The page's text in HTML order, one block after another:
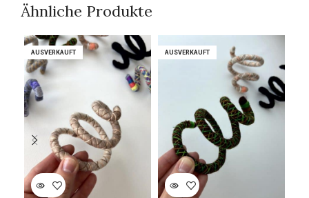
Ähnliche Produkte
AUSVERKAUFT
AUSVERKAUFT AUSVERKAUFT
AUSVERKAUFT